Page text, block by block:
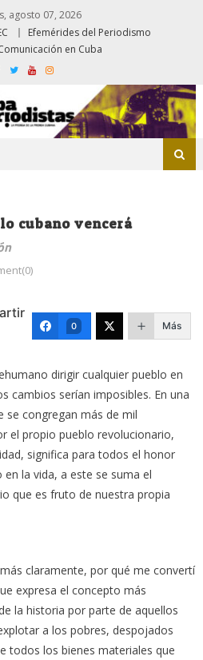
agosto 07, 2026
Efemérides del Periodismo
en Cuba
cubano vencerá
0 Más
dirigir cualquier pueblo en
cambios serían imposibles. En una
se congregan más de mil
el propio pueblo revolucionario,
significa para todos el honor
la vida, a este se suma el
que es fruto de nuestra propia
claramente, por qué me convertí
expresa el concepto más
la historia por parte de aquellos
a los pobres, despojados
todos los bienes materiales que